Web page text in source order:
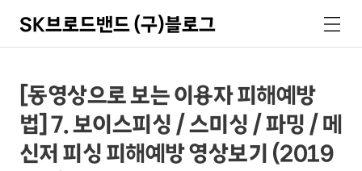
SK브로드밴드 (구)블로그
색
메
뉴
상
세
컨
텐
본
문
제
목
[동영상으로 보는 이용자 피해예방
법] 7. 보이스피싱 / 스미싱 / 파밍 / 메
신저 피싱 피해예방 영상보기 (2019